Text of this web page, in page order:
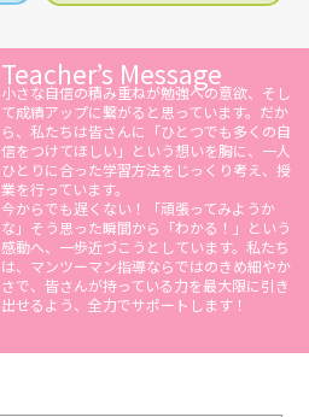
Teacher’s Message
小さな自信の積み重ねが勉強への意欲、そし
て成績アップに繋がると思っています。だか
ら、私たちは皆さんに「ひとつでも多くの自
信をつけてほしい」という想いを胸に、一人
ひとりに合った学習方法をじっくり考え、授
業を行っています。
今からでも遅くない！「頑張ってみようか
な」そう思った瞬間から「わかる！」という
感動へ、一歩近づこうとしています。私たち
は、マンツーマン指導ならではのきめ細やか
さで、皆さんが持っている力を最大限に引き
出せるよう、全力でサポートします！